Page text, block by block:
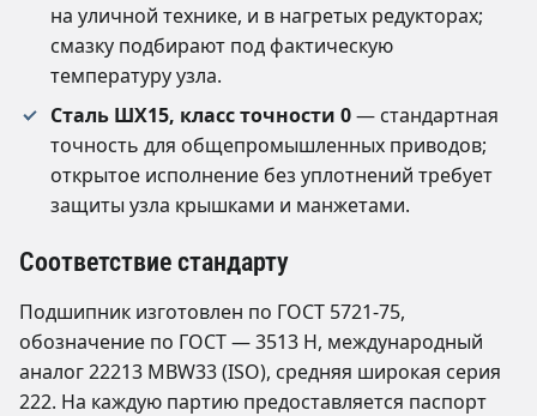
на уличной технике, и в нагретых редукторах;
смазку подбирают под фактическую
температуру узла.
Сталь ШХ15, класс точности 0— стандартная
точность для общепромышленных приводов;
открытое исполнение без уплотнений требует
защиты узла крышками и манжетами.
Соответствие стандарту
Подшипник изготовлен по ГОСТ 5721-75,
обозначение по ГОСТ — 3513 Н, международный
аналог 22213 MBW33 (ISO), средняя широкая серия
222. На каждую партию предоставляется паспорт